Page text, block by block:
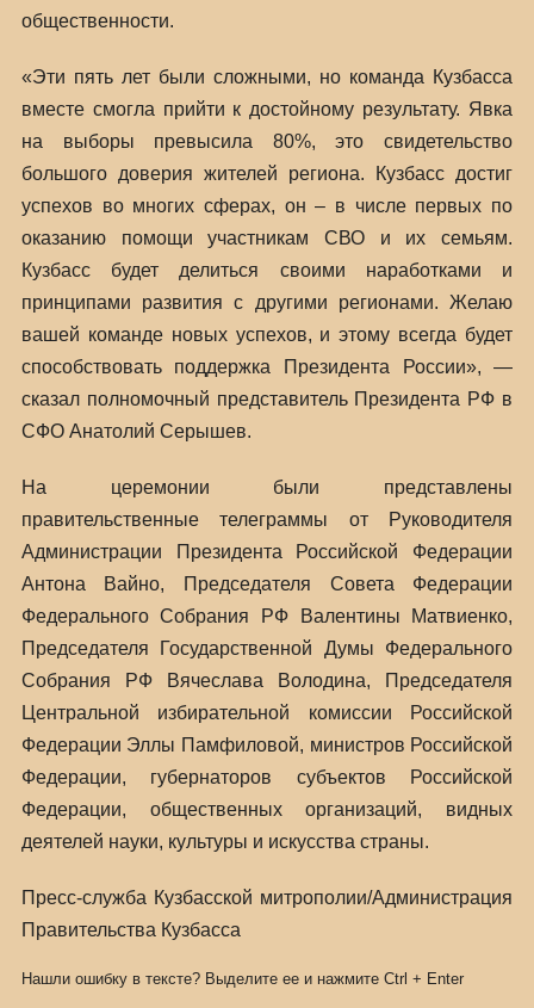
общественности.
«Эти пять лет были сложными, но команда Кузбасса
вместе смогла прийти к достойному результату. Явка
на выборы превысила 80%, это свидетельство
большого доверия жителей региона. Кузбасс достиг
успехов во многих сферах, он – в числе первых по
оказанию помощи участникам СВО и их семьям.
Кузбасс будет делиться своими наработками и
принципами развития с другими регионами. Желаю
вашей команде новых успехов, и этому всегда будет
способствовать поддержка Президента России», —
сказал полномочный представитель Президента РФ в
СФО Анатолий Серышев.
На церемонии были представлены
правительственные телеграммы от Руководителя
Администрации Президента Российской Федерации
Антона Вайно, Председателя Совета Федерации
Федерального Собрания РФ Валентины Матвиенко,
Председателя Государственной Думы Федерального
Собрания РФ Вячеслава Володина, Председателя
Центральной избирательной комиссии Российской
Федерации Эллы Памфиловой, министров Российской
Федерации, губернаторов субъектов Российской
Федерации, общественных организаций, видных
деятелей науки, культуры и искусства страны.
Пресс-служба Кузбасской митрополии/Администрация
Правительства Кузбасса
Нашли ошибку в тексте? Выделите ее и нажмите Ctrl + Enter